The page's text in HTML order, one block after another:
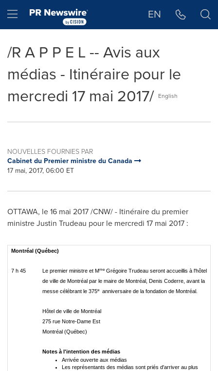
Hamburger menu EN
/R A P P E L -- Avis aux
médias - Itinéraire pour le
mercredi 17 mai 2017/ English
NOUVELLES FOURNIES PAR
Cabinet du Premier ministre du Canada
17 mai, 2017, 06:00 ET
OTTAWA, le 16 mai 2017 /CNW/ - Itinéraire du premier
ministreJustin Trudeau pour le mercredi 17 mai 2017 :
Montréal (Québec)
7 h 45 Le premier ministre et Mme Grégoire Trudeau seront accueillis à l'hôtel
de ville de Montréal par le maire de Montréal, Denis Coderre, avant la
messe célébrant le 375e anniversaire de la fondation de Montréal.
Hôtel de ville de Montréal
275 rue Notre-Dame Est
Montréal (Québec)
Notes à l'intention des médias
Arrivée ouverte aux médias
Les représentants des médias sont priés d'arriver au plus